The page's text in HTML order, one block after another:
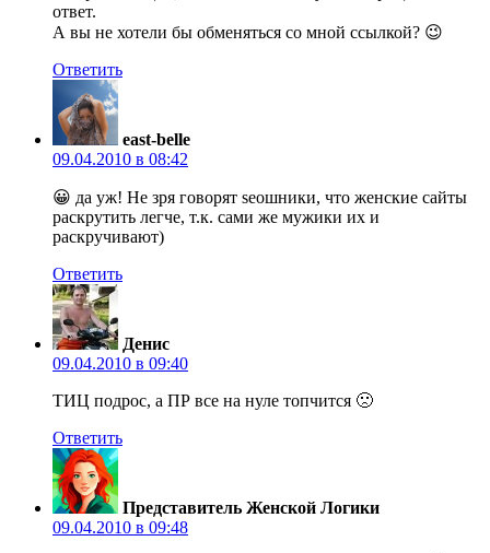
ответ.
А вы не хотели бы обменяться со мной ссылкой? 😉
Ответить
east-belle
09.04.2010 в 08:42
😀 да уж! Не зря говорят seoшники, что женские сайты
раскрутить легче, т.к. сами же мужики их и
раскручивают)
Ответить
Денис
09.04.2010 в 09:40
ТИЦ подрос, а ПР все на нуле топчится 🙁
Ответить
Представитель Женской Логики
09.04.2010 в 09:48